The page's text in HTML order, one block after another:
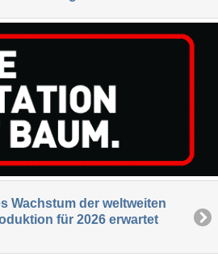
Wachstum der weltweiten
für 2026 erwartet